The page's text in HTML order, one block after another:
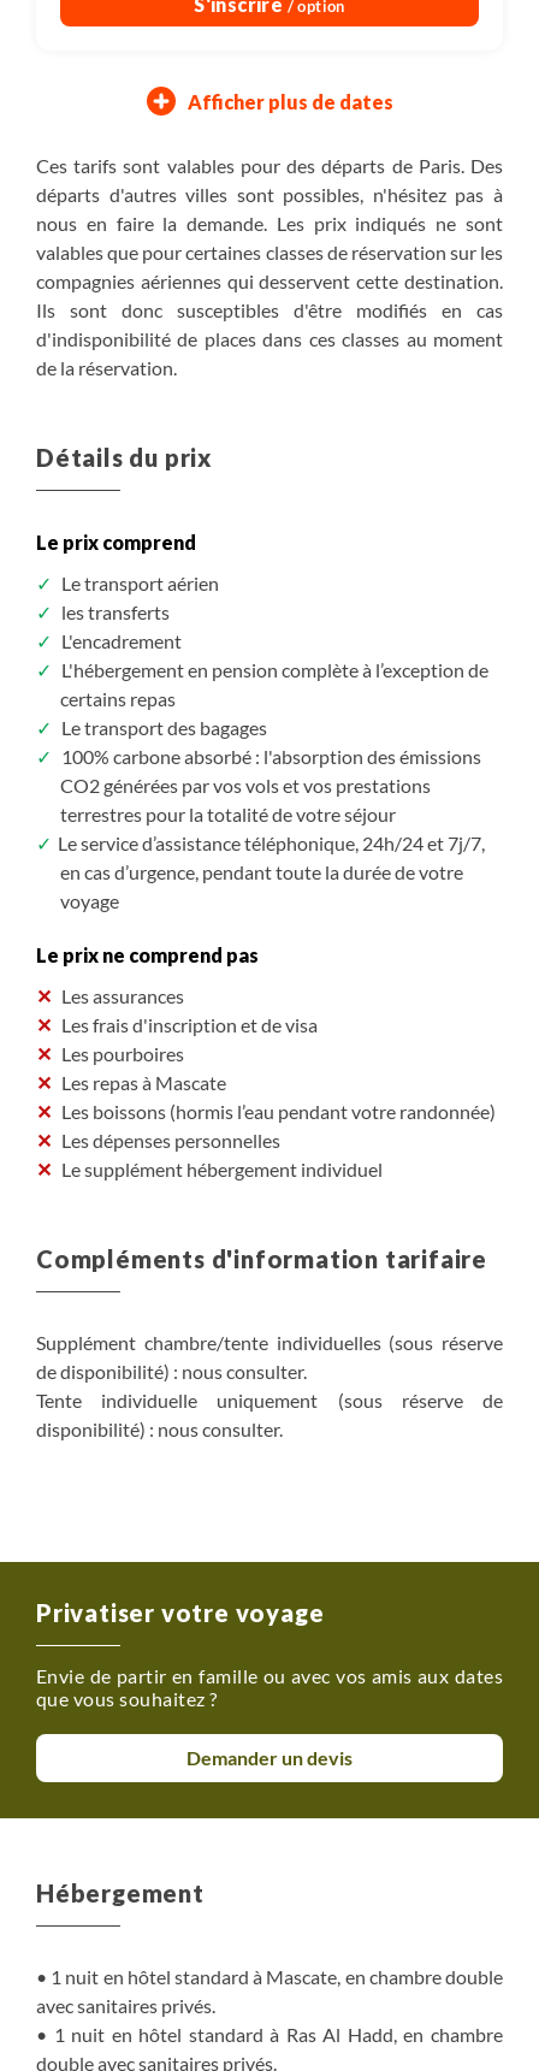
S'inscrire / option
Assuré à partir de 5 Inclus : vol
3 490 €/ pers
S'inscrire
Assuré à partir de 5 Inclus : vol
3 490 €/ pers
S'inscrire
Assuré à partir de 5 Inclus : vol
3 190 €/ pers
S'inscrire
Assuré à partir de 5 Inclus : vol
3 390 €/ pers
S'inscrire
Afficher plus de dates
Ces tarifs sont valables pour des départs de Paris. Des
départs d'autres villes sont possibles, n'hésitez pas à
nous en faire la demande. Les prix indiqués ne sont
valables que pour certaines classes de réservation sur les
compagnies aériennes qui desservent cette destination.
Ils sont donc susceptibles d'être modifiés en cas
d'indisponibilité de places dans ces classes au moment
de la réservation.
Détails du prix
Le prix comprend
Le transport aérien
les transferts
L'encadrement
L'hébergement en pension complète à l’exception de
certains repas
Le transport des bagages
100% carbone absorbé : l'absorption des émissions
CO2 générées par vos vols et vos prestations
terrestres pour la totalité de votre séjour
Le service d’assistance téléphonique, 24h/24 et 7j/7,
en cas d’urgence, pendant toute la durée de votre
voyage
Le prix ne comprend pas
Les assurances
Les frais d'inscription et de visa
Les pourboires
Les repas à Mascate
Les boissons (hormis l’eau pendant votre randonnée)
Les dépenses personnelles
Le supplément hébergement individuel
Compléments d'information tarifaire
Supplément chambre/tente individuelles (sous réserve
de disponibilité) : nous consulter.
Tente individuelle uniquement (sous réserve de
disponibilité) : nous consulter.
Privatiser votre voyage
Envie de partir en famille ou avec vos amis aux dates
que vous souhaitez ?
Demander un devis
Hébergement
• 1 nuit en hôtel standard à Mascate, en chambre double
avec sanitaires privés.
• 1 nuit en hôtel standard à Ras Al Hadd, en chambre
double avec sanitaires privés.